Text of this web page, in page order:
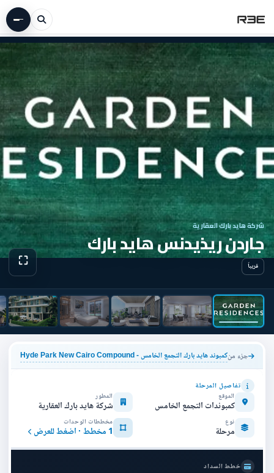
شركة هايد بارك العقارية
جاردن ريذيدنس هايد بارك
قريباً ⛶عرض
جزء منكمبوند هايد بارك التجمع الخامس - Hyde Park New Cairo Compound
تفاصيل المرحلة
الموقع
كمبوندات التجمع الخامس
المطور
شركة هايد بارك العقارية
نوع
مرحلة
مخططات الوحدات
1 مخطط · اضغط للعرض
خطط السداد